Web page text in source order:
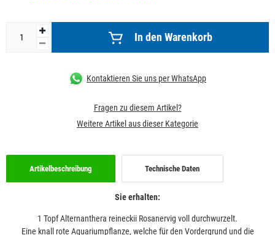
In den Warenkorb
Kontaktieren Sie uns per WhatsApp
Fragen zu diesem Artikel?
Weitere Artikel aus dieser Kategorie
Artikelbeschreibung Technische Daten
Sie erhalten:
1 Topf Alternanthera reineckii Rosanervig voll durchwurzelt.
Eine knall rote Aquariumpflanze, welche für den Vordergrund und die